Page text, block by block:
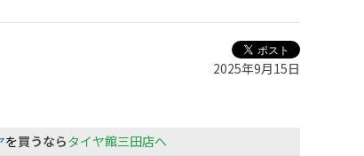
2025年9月15日
を買うならタイヤ館三田店へ